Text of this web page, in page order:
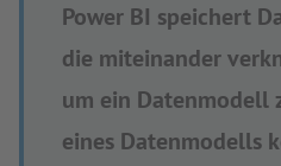
Power BI speichert
die miteinander
um ein Datenmodell
eines Datenmodells